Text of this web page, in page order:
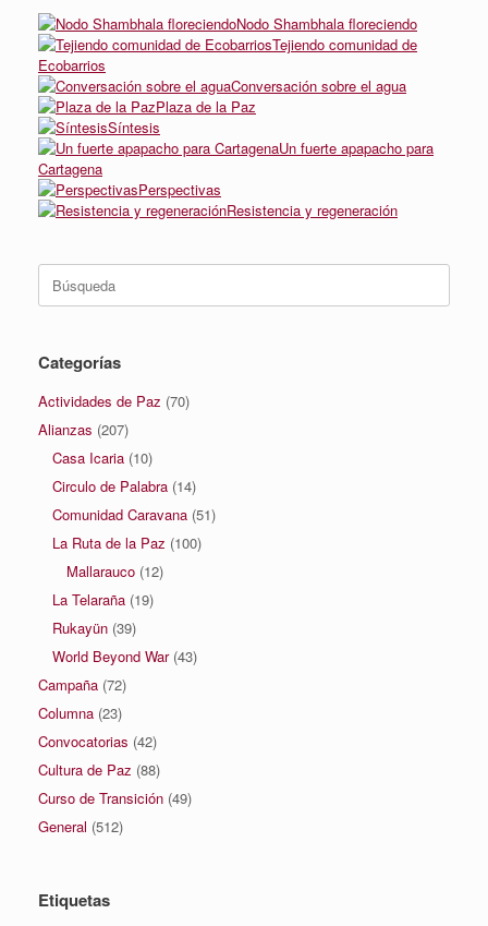
Nodo Shambhala floreciendo
Tejiendo comunidad de
Ecobarrios
Conversación sobre el agua
Plaza de la Paz
Síntesis
Un fuerte apapacho para
Cartagena
Perspectivas
Resistencia y regeneración
Categorías
Actividades de Paz (70)
Alianzas (207)
Casa Icaria (10)
Circulo de Palabra (14)
Comunidad Caravana (51)
La Ruta de la Paz (100)
Mallarauco (12)
La Telaraña (19)
Rukayün (39)
World Beyond War(43)
Campaña (72)
Columna (23)
Convocatorias (42)
Cultura de Paz (88)
Curso de Transición (49)
General (512)
Etiquetas